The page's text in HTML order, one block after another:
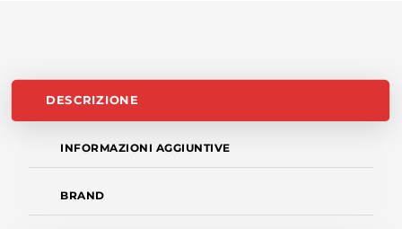
DESCRIZIONE
INFORMAZIONI AGGIUNTIVE
BRAND